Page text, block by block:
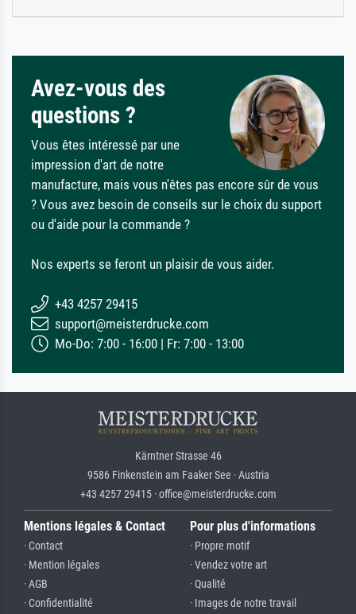
Avez-vous des
questions ?
Vous êtes intéressé par une
impression d'art de notre
manufacture, mais vous n'êtes pas encore sûr de vous
? Vous avez besoin de conseils sur le choix du support
ou d'aide pour la commande ?
Nos experts se feront un plaisir de vous aider.
+43 4257 29415
support@meisterdrucke.com
Mo-Do: 7:00 - 16:00 | Fr: 7:00 - 13:00
Kärntner Strasse 46
9586 Finkenstein am Faaker See · Austria
+43 4257 29415 · office@meisterdrucke.com
Mentions légales & Contact
· Contact
· Mention légales
· AGB
· Confidentialité
Pour plus d'informations
· Propre motif
· Vendez votre art
· Qualité
· Images de notre travail